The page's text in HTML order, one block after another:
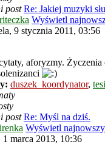
post Re: Jakiej muzyki
riteczka Wyświetl
9 stycznia 2011, 03:56
aforyzmy.
duszek_koordynator,
post Re: Myśl na dziś.
irenka Wyświetl
1 marca 2013, 10:36